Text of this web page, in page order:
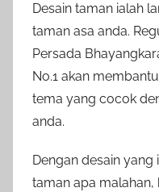
Desain taman ialah
taman asa anda.
Persada
No.1 akan
tema yang cocok
anda.
Dengan desain
taman apa malahan,